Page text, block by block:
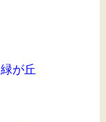
緑が丘